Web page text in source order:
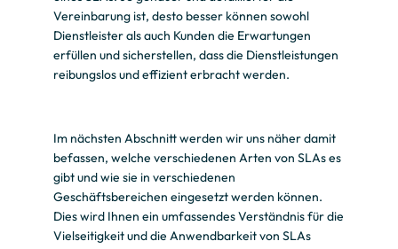
Vereinbarung ist, desto besser können sowohl
Dienstleister als auch Kunden die Erwartungen
erfüllen und sicherstellen, dass die Dienstleistungen
reibungslos und effizient erbracht werden.
Im nächsten Abschnitt werden wir uns näher damit
befassen, welche verschiedenen Arten von SLAs es
gibt und wie sie in verschiedenen
Geschäftsbereichen eingesetzt werden können.
Dies wird Ihnen ein umfassendes Verständnis für die
Vielseitigkeit und die Anwendbarkeit von SLAs